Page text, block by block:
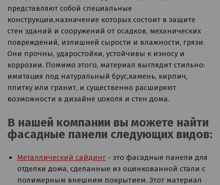
представляют собой специальные
конструкции,назначение которых состоит в защите
стен зданий и сооружений от осадков, механических
повреждений, излишней сырости и влажности, грязи.
Они прочны, ударостойки, устойчивы к износу и
коррозии. Помимо этого, материал выглядит стильно:
имитация под натуральный брус,камень, кирпич,
плитку или гранит, и существенно расширяют
возможности в дизайне цоколя и стен дома.
В нашей компании вы можете найти
фасадные панели следующих видов:
Металлический сайдинг - это фасадные панели для
отделки дома, сделанные из оцинкованной стали с
полимерным внешним покрытием. Этот материал